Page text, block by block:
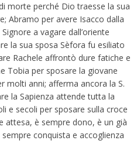
morte perché Dio traesse la sua
Abramo per avere Isacco dalla
a vagare dall’oriente
la sua sposa Sèfora fu esiliato
Rachele affrontò dure fatiche e
Tobia per sposare la giovane
molti anni; afferma ancora la S.
la Sapienza attende tutta la
e secoli per sposare sulla croce
attesa, è sempre dono, è un già
conquista e accoglienza